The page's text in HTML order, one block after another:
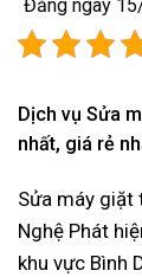
Đăng ngày
Dịch vụ Sửa
nhất, giá rẻ
Sửa máy giặt
Nghệ Phát
khu vực Bình